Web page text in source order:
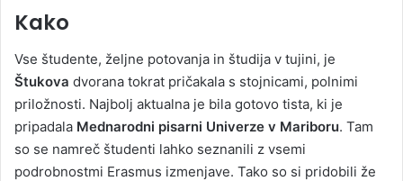
Kako
Vse študente, željne potovanja in študija v tujini, je
Štukova dvorana tokrat pričakala s stojnicami, polnimi
priložnosti. Najbolj aktualna je bila gotovo tista, ki je
pripadala Mednarodni pisarni Univerze v Mariboru. Tam
so se namreč študenti lahko seznanili z vsemi
podrobnostmi Erasmus izmenjave. Tako so si pridobili že